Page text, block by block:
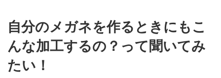
自分のメガネを作るときにもこ
んな加工するの？って聞いてみ
たい！